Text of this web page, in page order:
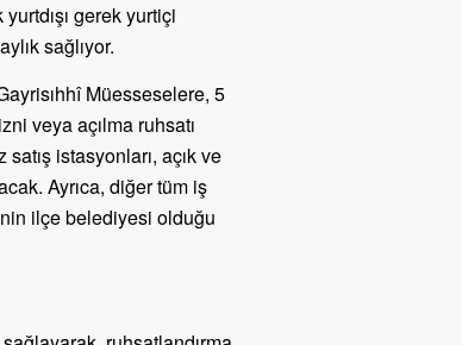
gerek yurtiçi
sağlıyor.
Müesseselere, 5
veya açılma ruhsatı
istasyonları, açık ve
Ayrıca, diğer tüm iş
ilçe belediyesi olduğu